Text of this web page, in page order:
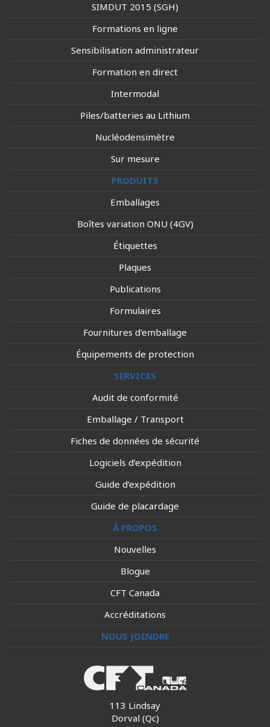
SIMDUT 2015 (SGH)
Formations en ligne
Sensibilisation administrateur
Formation en direct
Intermodal
Piles/batteries au Lithium
Nucléodensimètre
Sur mesure
PRODUITS
Emballages
Boîtes variation ONU (4GV)
Étiquettes
Plaques
Publications
Formulaires
Fournitures d'emballage
Équipements de protection
SERVICES
Audit de conformité
Emballage / Transport
Fiches de données de sécurité
Logiciels d’expédition
Guide d’expédition
Guide de placardage
À PROPOS
Nouvelles
Blogue
CFT Canada
Accréditations
NOUS JOINDRE
113 Lindsay
Dorval (Qc)